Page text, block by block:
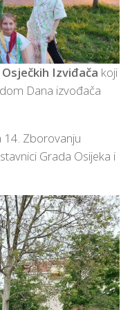
Izviđača koji
Dana izvođača
14. Zborovanju
Grada Osijeka i